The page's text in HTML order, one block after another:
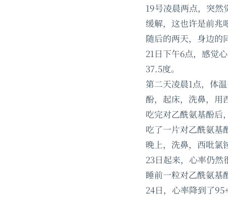
19号凌晨两点，突
缓解，这也许是前兆
随后的两天，身边
21日下午6点，感觉
37.5度。
第二天凌晨1点，体
酚，起床，洗鼻，用
吃完对乙酰氨基酚后
吃了一片对乙酰氨基
晚上，洗鼻，西吡氯
23日起来，心率仍然
睡前一粒对乙酰氨基
24日，心率降到了